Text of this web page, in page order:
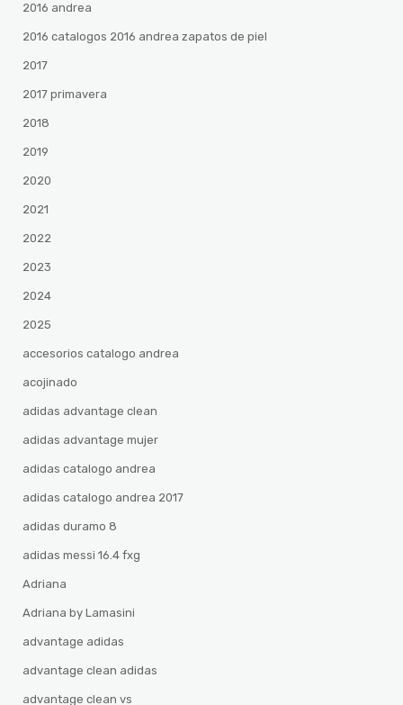
2016 andrea
2016 catalogos 2016 andrea zapatos de piel
2017
2017 primavera
2018
2019
2020
2021
2022
2023
2024
2025
accesorios catalogo andrea
acojinado
adidas advantage clean
adidas advantage mujer
adidas catalogo andrea
adidas catalogo andrea 2017
adidas duramo 8
adidas messi 16.4 fxg
Adriana
Adriana by Lamasini
advantage adidas
advantage clean adidas
advantage clean vs